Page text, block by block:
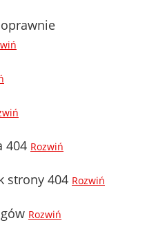
404 Rozwiń
strony 404 Rozwiń
Rozwiń